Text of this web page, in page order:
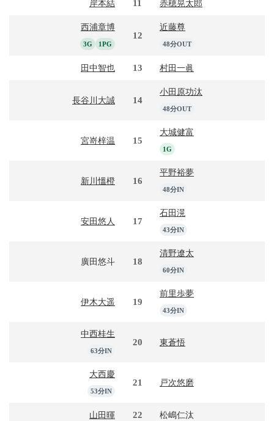
岸本結 11 赤穂晃太郎
西浦章博
3G 1PG
12
近藤尊
48分OUT
田中智也 13 村田一眞
長谷川大誠 14
小田原功汰
48分OUT
宮嵜梓温 15
大城健富
1G
新川慍橙 16
平野裕夢
48分IN
安田悠人 17
石田滉
43分IN
廣田悠斗 18
清野遼太
60分IN
伊木大遥 19
前里歩夢
43分IN
中西桂生
63分IN
20 東蒼悟
大西慶
53分IN
21 戸次悠磨
山田暉 22 松嶋仁汰